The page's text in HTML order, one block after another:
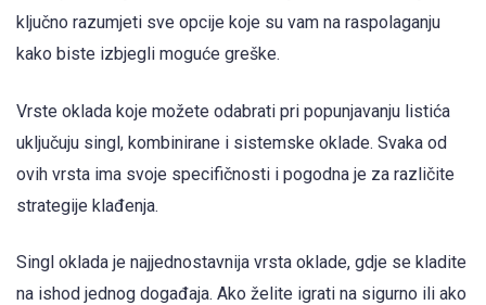
ključno razumjeti sve opcije koje su vam na raspolaganju
kako biste izbjegli moguće greške.
Vrste oklada koje možete odabrati pri popunjavanju listića
uključuju singl, kombinirane i sistemske oklade. Svaka od
ovih vrsta ima svoje specifičnosti i pogodna je za različite
strategije klađenja.
Singl oklada je najjednostavnija vrsta oklade, gdje se kladite
na ishod jednog događaja. Ako želite igrati na sigurno ili ako